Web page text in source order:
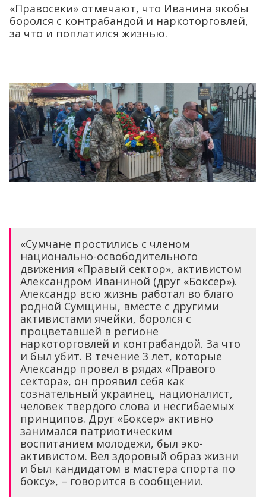
«Правосеки» отмечают, что Иванина якобы
боролся с контрабандой и наркоторговлей,
за что и поплатился жизнью.
«Сумчане простились с членом
национально-освободительного
движения «Правый сектор», активистом
Александром Иваниной (друг «Боксер»).
Александр всю жизнь работал во благо
родной Сумщины, вместе с другими
активистами ячейки, боролся с
процветавшей в регионе
наркоторговлей и контрабандой. За что
и был убит. В течение 3 лет, которые
Александр провел в рядах «Правого
сектора», он проявил себя как
сознательный украинец, националист,
человек твердого слова и несгибаемых
принципов. Друг «Боксер» активно
занимался патриотическим
воспитанием молодежи, был эко-
активистом. Вел здоровый образ жизни
и был кандидатом в мастера спорта по
боксу», – говорится в сообщении.